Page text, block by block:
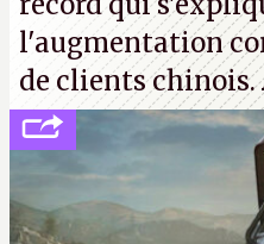
l'augmentation
de clients chinois.